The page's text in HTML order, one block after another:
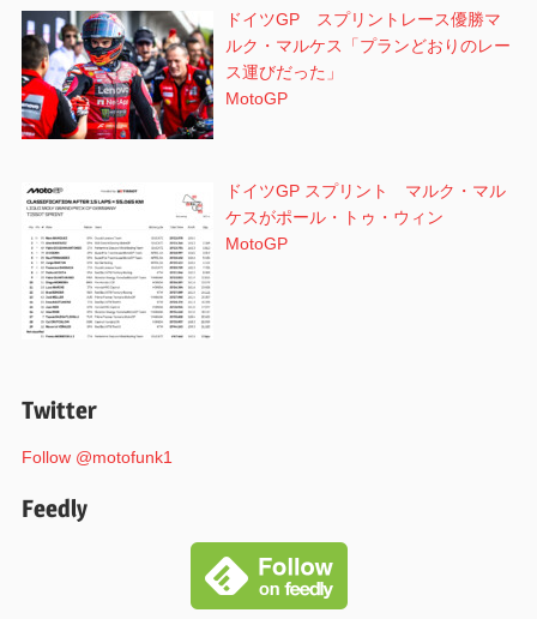
ドイツGP スプリントレース優勝マ
ルク・マルケス「プランどおりのレー
ス運びだった」
MotoGP
ドイツGP スプリント マルク・マル
ケスがポール・トゥ・ウィン
MotoGP
Twitter
Follow @motofunk1
Feedly